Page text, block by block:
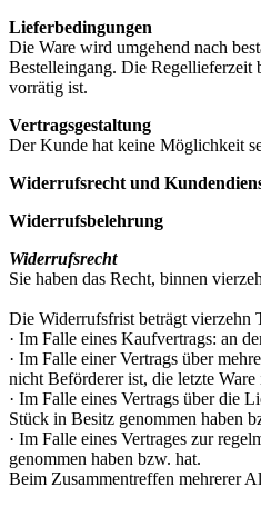
Lieferbedingungen
Die Ware wird umgehend nach
Bestelleingang. Die Regellieferzeit
vorrätig ist.
Vertragsgestaltung
Der Kunde hat keine Möglichkeit
Widerrufsrecht und
Widerrufsbelehrung
Widerrufsrecht
Sie haben das Recht, binnen
Die Widerrufsfrist beträgt vierzehn
· Im Falle eines Kaufvertrags: an
· Im Falle einer Vertrags über
nicht Beförderer ist, die letzte
· Im Falle eines Vertrags über die
Stück in Besitz genommen haben
· Im Falle eines Vertrages zur
genommen haben bzw. hat.
Beim Zusammentreffen mehrerer